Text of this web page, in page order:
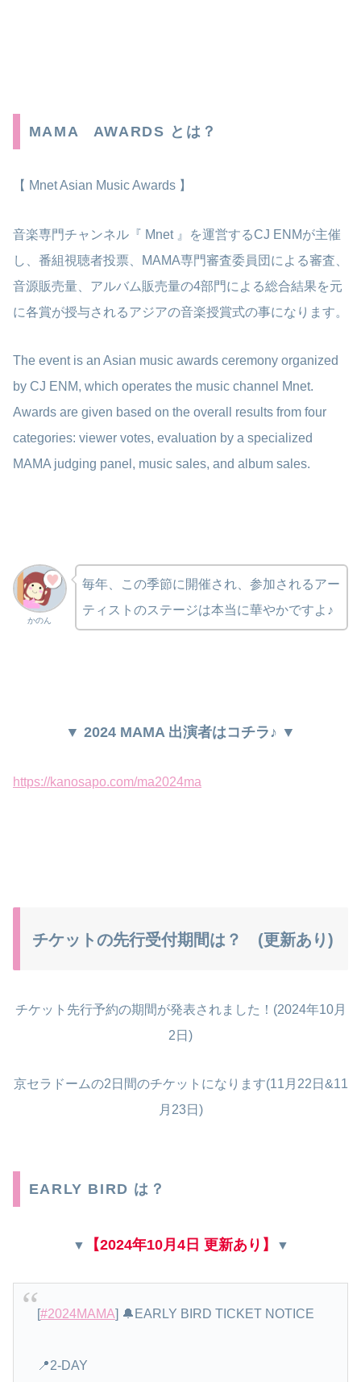
MAMA AWARDS とは？
【 Mnet Asian Music Awards 】
音楽専門チャンネル『 Mnet 』を運営するCJ ENMが主催
し、番組視聴者投票、MAMA専門審査委員団による審査、
音源販売量、アルバム販売量の4部門による総合結果を元
に各賞が授与されるアジアの音楽授賞式の事になります。
The event is an Asian music awards ceremony organized
by CJ ENM, which operates the music channel Mnet.
Awards are given based on the overall results from four
categories: viewer votes, evaluation by a specialized
MAMA judging panel, music sales, and album sales.
かのん
毎年、この季節に開催され、参加されるアー
ティストのステージは本当に華やかですよ♪
▼ 2024 MAMA 出演者はコチラ♪ ▼
https://kanosapo.com/ma2024ma
チケットの先行受付期間は？ (更新あり)
チケット先行予約の期間が発表されました！(2024年10月
2日)
京セラドームの2日間のチケットになります(11月22日&11
月23日)
EARLY BIRD は？
▼ 【2024年10月4日 更新あり 】 ▼
[#2024MAMA] 🔔EARLY BIRD TICKET NOTICE
📍2-DAY